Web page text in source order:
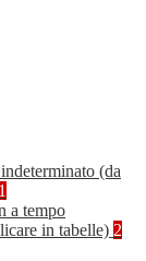
(da
a tempo
in tabelle) 2